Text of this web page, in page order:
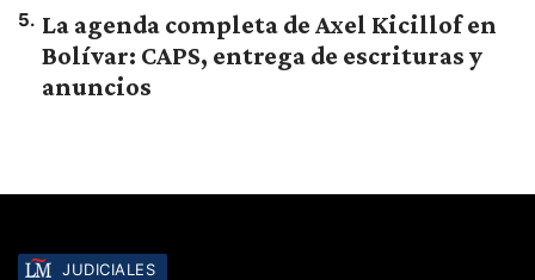
5. La agenda completa de Axel Kicillof en
Bolívar: CAPS, entrega de escrituras y
anuncios
JUDICIALES